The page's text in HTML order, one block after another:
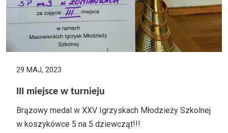
29 MAJ, 2023
III miejsce w turnieju
Brązowy medal w XXV Igrzyskach Młodzieży Szkolnej
w koszykówce 5 na 5 dziewcząt!!!